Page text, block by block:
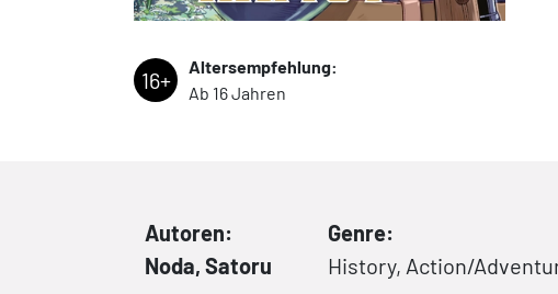
16+
Altersempfehlung:
Ab 16 Jahren
Autoren:
Noda, Satoru
Genre:
History, Action/